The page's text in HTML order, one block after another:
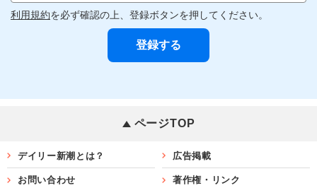
利用規約を必ず確認の上、登録ボタンを押してください。
ページTOP
デイリー新潮とは？ 広告掲載
お問い合わせ 著作権・リンク